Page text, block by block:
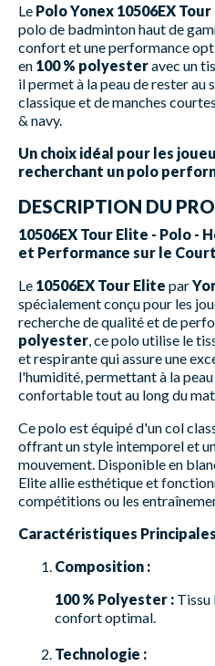
Le Polo Yonex 10506EX
polo de badminton haut de
confort et une performance
en 100 % polyesteravec un
il permet à la peau de rester au
classique et de manches
& navy.
Un choix idéal pour les
recherchant un polo
DESCRIPTION DU
10506EX Tour Elite - Polo -
et Performance sur le Court
Le 10506EX Tour Elite par
spécialement conçu pour les
recherche de qualité et de
polyester , ce polo utilise le
et respirante qui assure une
l'humidité, permettant à la
confortable tout au long du
Ce polo est équipé d'un col
offrant un style intemporel et
mouvement. Disponible en
Elite allie esthétique et
compétitions ou les
Caractéristiques
Composition :
100 % Polyester : Tissu
confort optimal.
Technologie :